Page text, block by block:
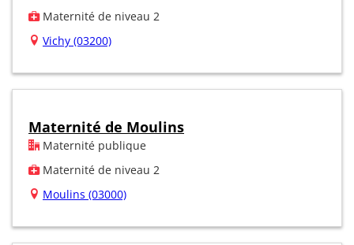
Maternité de niveau 2
Vichy (03200)
Maternité de Moulins
Maternité publique
Maternité de niveau 2
Moulins (03000)